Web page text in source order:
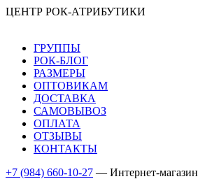
ЦЕНТР РОК-АТРИБУТИКИ
ГРУППЫ
РОК-БЛОГ
РАЗМЕРЫ
ОПТОВИКАМ
ДОСТАВКА
САМОВЫВОЗ
ОПЛАТА
ОТЗЫВЫ
КОНТАКТЫ
+7 (984) 660-10-27 — Интернет-магазин